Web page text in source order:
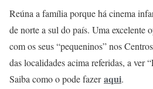
Reúna a família porque há cinema
de norte a sul do país. Uma excelente
com os seus “pequeninos” nos
das localidades acima referidas, a ver
Saiba como o pode fazeraqui.